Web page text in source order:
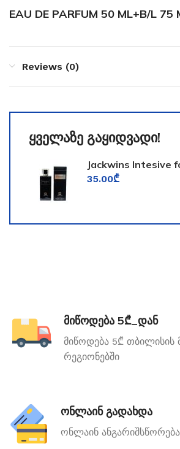
EAU DE PARFUM 50 ML+B/L 75
Reviews (0)
ყველაზე გაყიდვადი!
Jackwins Intesive
35.00₾
მიწოდება 5₾_დან
მიწოდება 5₾ თბილისის
რეგიონებში
ონლაინ გადახდა
ონლაინ ანგარიშსწორება